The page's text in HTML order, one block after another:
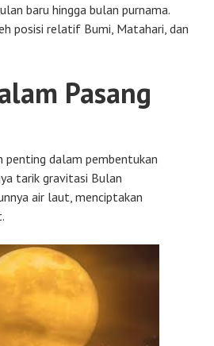
baru hingga bulan purnama.
posisi relatif Bumi, Matahari, dan
Pasang
penting dalam pembentukan
tarik gravitasi Bulan
air laut, menciptakan